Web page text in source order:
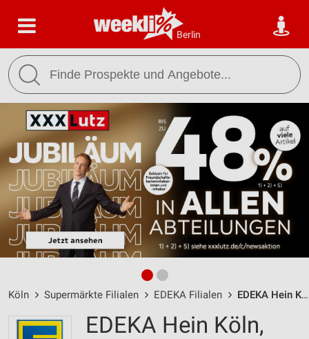
Berlin
Köln Supermärkte Filialen EDEKA Filialen EDEKA Hein Köln / Gilgaustraße 29 - Öffnungszeiten & Adresse
EDEKA Hein Köln,